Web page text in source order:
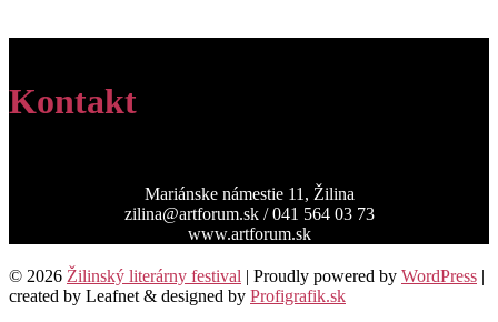
Kontakt
Mariánske námestie 11, Žilina
zilina@artforum.sk / 041 564 03 73
www.artforum.sk
© 2026 Žilinský literárny festival | Proudly powered by WordPress |
created by Leafnet & designed by Profigrafik.sk